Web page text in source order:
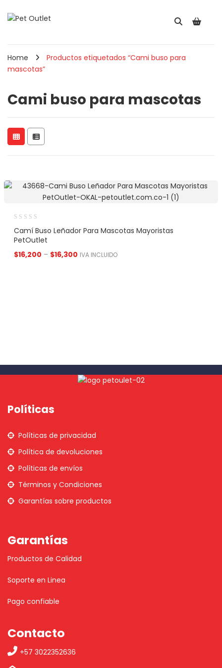
Home
Productos etiquetados “Cami buso para
mascotas”
Cami buso para mascotas
Camí Buso Leñador Para Mascotas Mayoristas
PetOutlet
$16,200 – $16,300 IVA INCLUIDO
Políticas
Políticas de privacidad
Política de devoluciones
Políticas de envíos
Términos y Condiciones
Garantías sobre productos
Garantías
Productos de Calidad
Soporte en Linea
Pago confiable
Contacto
+57 3022352636